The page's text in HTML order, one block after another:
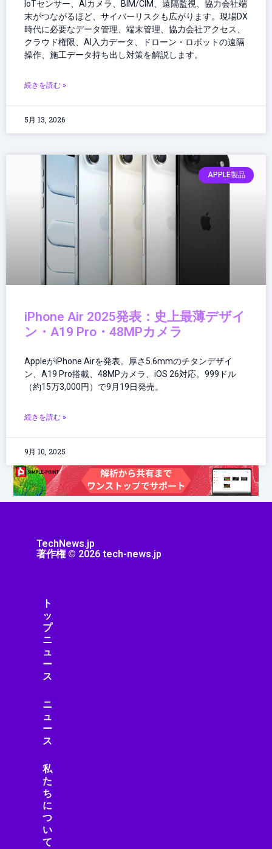
IoTセンサー、AIカメラ、BIM/CIM、遠隔監視、協力会社端
末がつながるほど、サイバーリスクも広がります。現場DX
時代に必要なデータ管理、端末管理、協力会社アクセス、
クラウド権限、AI入力データ、ドローン・ロボットの遠隔
操作、施工データ持ち出し対策を解説します。
続きを読む »
5月 13, 2026
APPLE製品
iPhone Air 2025発表：史上最薄デザイ
ン・A19 Pro・48MPカメラ
AppleがiPhone Airを発表。厚さ5.6mmのチタンデザイ
ン、A19 Pro搭載、48MPカメラ、iOS 26対応。999ドル
（約15万3,000円）で9月19日発売。
続きを読む »
9月 10, 2025
TechNews.jp
著作権 © 2026 tech-news.jp
ト
ッ
プ
ニ
ュ
ー
ス
ニ
ュ
ー
ス
私
た
ち
に
つ
い
て